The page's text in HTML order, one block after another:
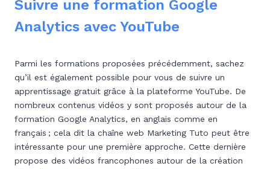
Suivre une formation Google
Analytics avec YouTube
Parmi les formations proposées précédemment, sachez
qu’il est également possible pour vous de suivre un
apprentissage gratuit grâce à la plateforme YouTube. De
nombreux contenus vidéos y sont proposés autour de la
formation Google Analytics, en anglais comme en
français ; cela dit la chaîne web Marketing Tuto peut être
intéressante pour une première approche. Cette dernière
propose des vidéos francophones autour de la création